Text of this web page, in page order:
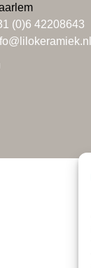
(0)6 42208643